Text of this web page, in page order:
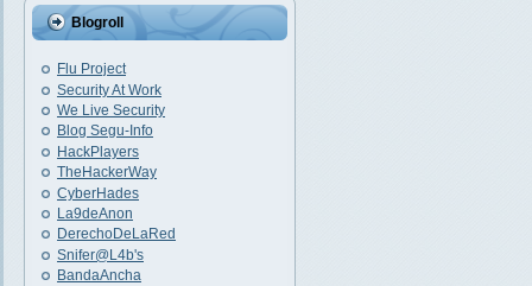
Blogroll
Flu Project
Security At Work
We Live Security
Blog Segu-Info
HackPlayers
TheHackerWay
CyberHades
La9deAnon
DerechoDeLaRed
Snifer@L4b's
BandaAncha